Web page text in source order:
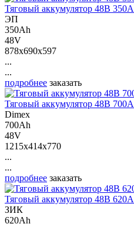
Тяговый аккумулятор 48В
ЭП
350Ah
48V
878x690x597
...
...
подробнее заказать
Тяговый аккумулятор 48В
Dimex
700Ah
48V
1215x414x770
...
...
подробнее заказать
Тяговый аккумулятор 48В
ЗИК
620Ah